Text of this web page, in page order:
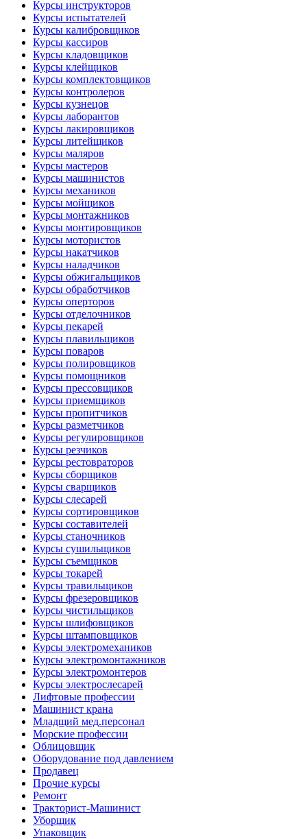
Курсы инструкторов
Курсы испытателей
Курсы калибровщиков
Курсы кассиров
Курсы кладовщиков
Курсы клейщиков
Курсы комплектовщиков
Курсы контролеров
Курсы кузнецов
Курсы лаборантов
Курсы лакировщиков
Курсы литейщиков
Курсы маляров
Курсы мастеров
Курсы машинистов
Курсы механиков
Курсы мойщиков
Курсы монтажников
Курсы монтировщиков
Курсы мотористов
Курсы накатчиков
Курсы наладчиков
Курсы обжигальщиков
Курсы обработчиков
Курсы оперторов
Курсы отделочников
Курсы пекарей
Курсы плавильщиков
Курсы поваров
Курсы полировщиков
Курсы помощников
Курсы прессовщиков
Курсы приемщиков
Курсы пропитчиков
Курсы разметчиков
Курсы регулировщиков
Курсы резчиков
Курсы рестовраторов
Курсы сборщиков
Курсы сварщиков
Курсы слесарей
Курсы сортировщиков
Курсы составителей
Курсы станочников
Курсы сушильщиков
Курсы съемщиков
Курсы токарей
Курсы травильщиков
Курсы фрезеровщиков
Курсы чистильщиков
Курсы шлифовщиков
Курсы штамповщиков
Курсы электромехаников
Курсы электромонтажников
Курсы электромонтеров
Курсы электрослесарей
Лифтовые профессии
Машинист крана
Младщий мед.персонал
Морские профессии
Облицовщик
Оборудование под давлением
Продавец
Прочие курсы
Ремонт
Тракторист-Машинист
Уборщик
Упаковщик